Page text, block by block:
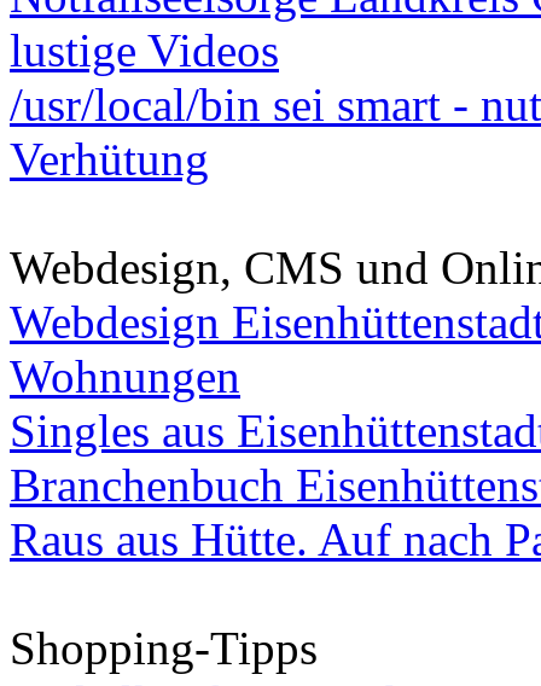
lustige Videos
/usr/local/bin sei smart -
Verhütung
Webdesign, CMS und
Webdesign
Wohnungen
Singles aus
Branchenbuch
Raus aus Hütte. Auf nach
Shopping-Tipps